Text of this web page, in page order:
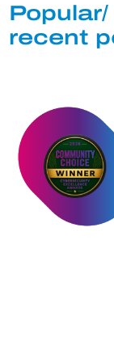
Popular/
recent